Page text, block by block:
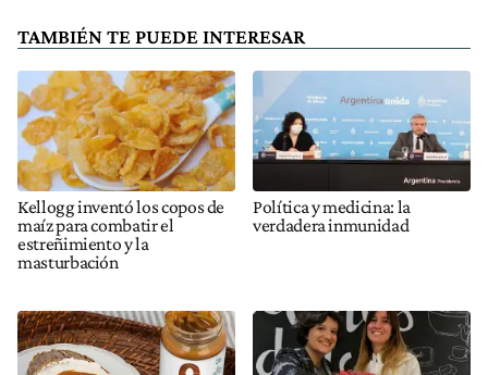
TAMBIÉN TE PUEDE INTERESAR
Kellogg inventó los copos de
maíz para combatir el
estreñimiento y la
masturbación
Política y medicina: la
verdadera inmunidad